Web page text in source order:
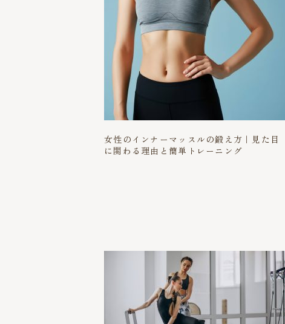
女性のインナーマッスルの鍛え方｜見た目
に関わる理由と簡単トレーニング